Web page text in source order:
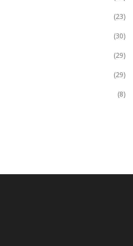
(23)
(30)
(29)
(29)
(8)